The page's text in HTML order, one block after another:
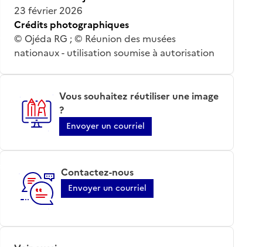
23 février 2026
Crédits photographiques
© Ojéda RG ; © Réunion des musées
nationaux - utilisation soumise à autorisation
Vous souhaitez réutiliser une image
?
Envoyer un courriel
Contactez-nous
Envoyer un courriel